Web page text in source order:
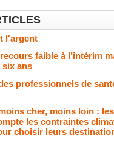
l'argent
faible à l’intérim
six ans
professionnels de
cher, moins loin :
les contraintes
choisir leurs